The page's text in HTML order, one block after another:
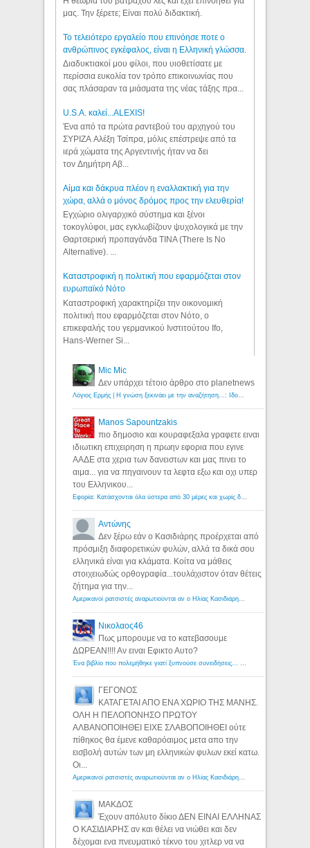
μας. Την ξέρετε; Είναι πολύ διδακτική.
Το τελειότερο εργαλείο που επινόησε ποτε ο
ανθρώπινος εγκέφαλος, είναι η Ελληνική γλώσσα.
Διαδυκτιακοί μου φίλοι, που υιοθετίσατε με
περίσσια ευκολία τον τρόπο επικοινωνίας που
σας πλάσαραν τα μιάσματα της νέας τάξης πρα...
U.S.A. καλεί...ALEXIS!
Ένα από τα πρώτα ραντεβού του αρχηγού του
ΣΥΡΙΖΑ Αλέξη Τσίπρα, μόλις επέστρεψε από τα
ιερά χώματα της Αργεντινής ήταν να δει
τον Δημήτρη Αβ...
Αίμα και δάκρυα πλέον η εναλλακτική για την
χώρα, αλλά ο μόνος δρόμος προς την ελευθερία!
Εγχώριο ολιγαρχικό σύστημα και ξένοι
τοκογλύφοι, μας εγκλωβίζουν ψυχολογικά με την
Θαρτσερική προπαγάνδα TINA (There Is No
Alternative). ...
Καταστροφική η πολιτική που εφαρμόζεται στον
ευρωπαϊκό Νότο
Καταστροφική χαρακτηρίζει την οικονομική
πολιτική που εφαρμόζεται στον Νότο, ο
επικεφαλής του γερμανικού Ινστιτούτου Ifo,
Hans-Werner Si...
Mic Mic
Δεν υπάρχει τέτοιο άρθρο στο planetnews
Manos Sapountzakis
πιο δημοσιο και κουραφεξαλα γραφετε ειναι
ιδιωτικη επιχειρηση η πρωην εφορια που εγινε
ΑΑΔΕ στα χερια των δανειστων και μας πινει το
αιμα... για να πηγαινουν τα λεφτα εξω και οχι υπερ
του Ελληνικου...
Αντώνης
Δεν ξέρω εάν ο Κασιδιάρης προέρχεται από
πρόσμιξη διαφορετικών φυλών, αλλά τα δικά σου
ελληνικά είναι για κλάματα. Κοίτα να μάθεις
στοιχειωδώς ορθογραφία...τουλάχιστον όταν θέτεις
ζήτημα για την...
Νικολαος46
Πως μπορουμε να το κατεβασουμε
ΔΩΡΕΑΝ!!!! Αν ειναι Εφικτο Αυτο?
ΓΕΓΟΝΟΣ
ΚΑΤΑΓΕΤΑΙ ΑΠΟ ΕΝΑ ΧΩΡΙΟ ΤΗΣ ΜΑΝΗΣ.
ΟΛΗ Η ΠΕΛΟΠΟΝΗΣΟ ΠΡΩΤΟΥ
ΑΛΒΑΝΟΠΟΙΗΘΕΙ ΕΙΧΕ ΣΛΑΒΟΠΟΙΗΘΕΙ ούτε
πίθηκος θα έμενε καθαρόαιμος μετα απο την
εισβολή αυτών των μη ελληνικών φυλων εκεί κατω.
Οι...
ΜΑΚΔΟΣ
Έχουν απόλυτο δίκιο ΔΕΝ ΕΙΝΑΙ ΕΛΛΗΝΑΣ
Ο ΚΑΣΙΔΙΑΡΗΣ αν και θέλει να νιώθει και δεν
δέχομαι ενα πνευματικό τέκνο του χιτλερ να να